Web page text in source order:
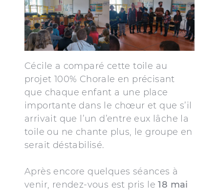
Cécile a comparé cette toile au
projet 100% Chorale en précisant
que chaque enfant a une place
importante dans le chœur et que s’il
arrivait que l’un d’entre eux lâche la
toile ou ne chante plus, le groupe en
serait déstabilisé.
Après encore quelques séances à
venir, rendez-vous est pris le18 mai